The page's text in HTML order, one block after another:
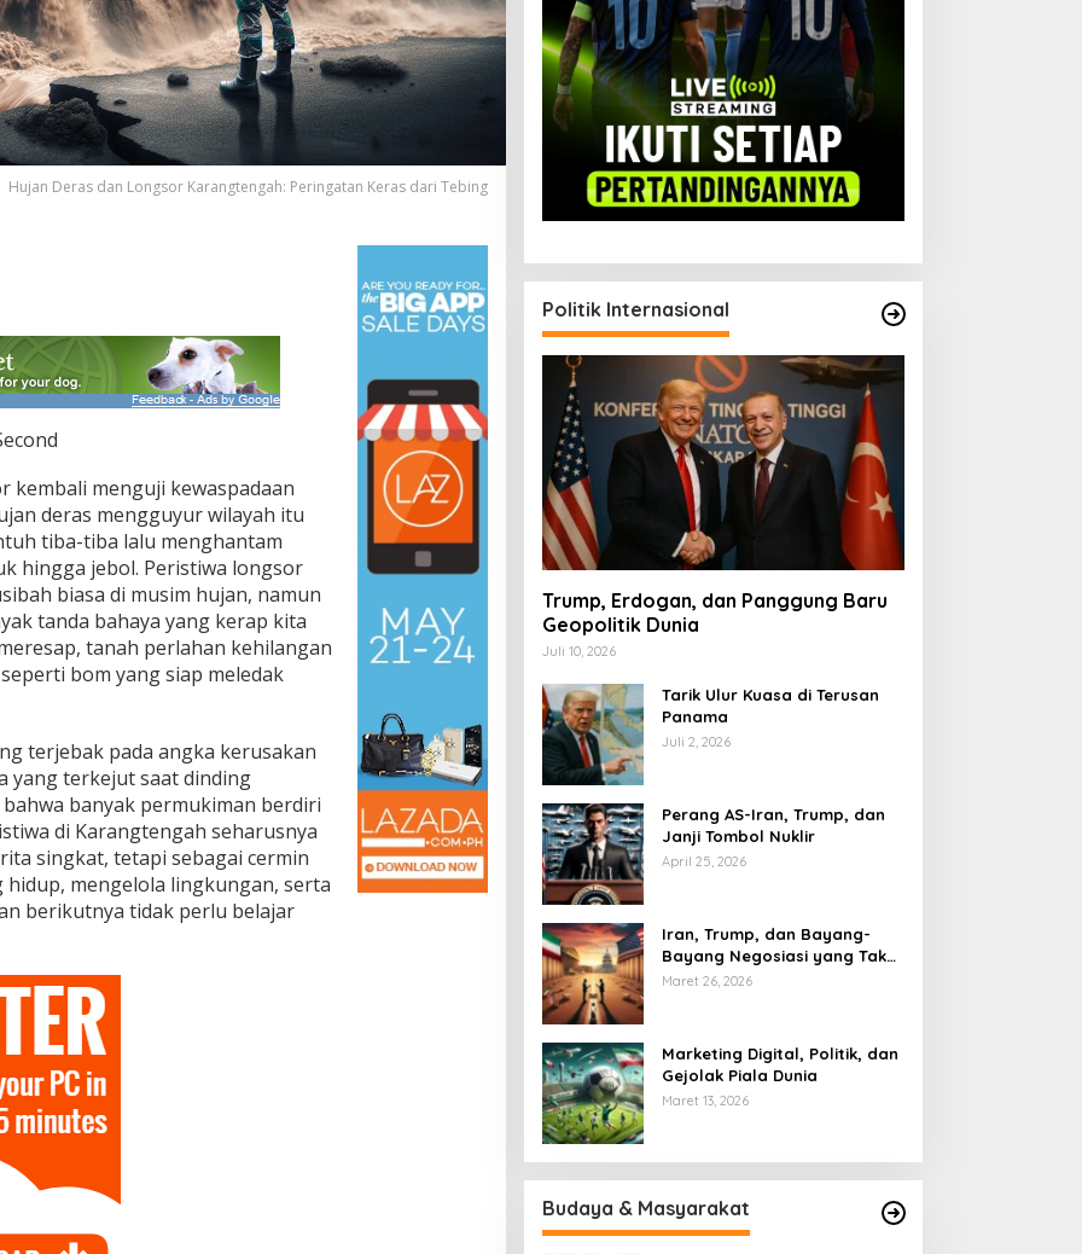
Hujan Deras dan Longsor Karangtengah: Peringatan Keras dari Tebing
kembali menguji kewaspadaan
deras mengguyur wilayah itu
tiba-tiba lalu menghantam
hingga jebol. Peristiwa longsor
biasa di musim hujan, namun
tanda bahaya yang kerap kita
tanah perlahan kehilangan
bom yang siap meledak
terjebak pada angka kerusakan
yang terkejut saat dinding
banyak permukiman berdiri
di Karangtengah seharusnya
singkat, tetapi sebagai cermin
mengelola lingkungan, serta
berikutnya tidak perlu belajar
Politik Internasional
Trump, Erdogan, dan Panggung Baru
Geopolitik Dunia
Juli 10, 2026
Tarik Ulur Kuasa di Terusan
Panama
Juli 2, 2026
Perang AS-Iran, Trump, dan
Janji Tombol Nuklir
April 25, 2026
Iran, Trump, dan Bayang-
Bayang Negosiasi yang Tak
Pernah Usai
Maret 26, 2026
Marketing Digital, Politik, dan
Gejolak Piala Dunia
Maret 13, 2026
Budaya & Masyarakat